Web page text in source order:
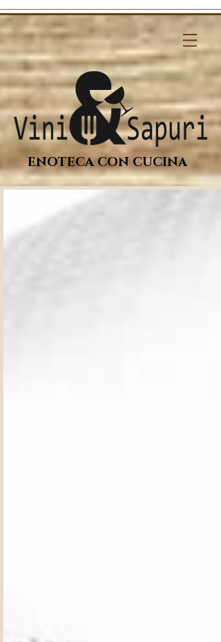
ENOTECA CON CUCINA